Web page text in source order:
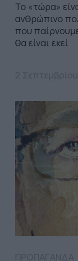
Το «τώρα»
ανθρώπινο
που
θα είναι εκεί